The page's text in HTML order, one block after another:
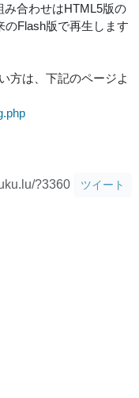
み合わせはHTML5版の
のFlash版で再生します
方は、下記のページよ
?3360 ツイート